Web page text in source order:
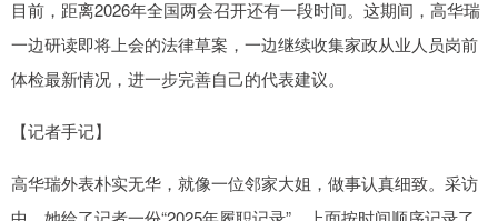
目前，距离2026年全国两会召开还有一段时间。这期间，高华瑞
一边研读即将上会的法律草案，一边继续收集家政从业人员岗前
体检最新情况，进一步完善自己的代表建议。
【记者手记】
高华瑞外表朴实无华，就像一位邻家大姐，做事认真细致。采访